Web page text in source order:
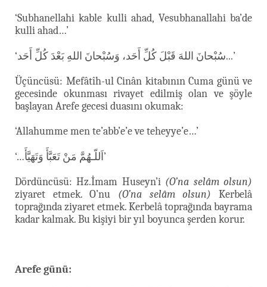
‘Subhanellahi kable kulli ahad, Vesubhanallahi ba’de
kulli ahad…’
‘سُبْحانَ اللهَ قَبْلَ كُلِّ أَحَد، وَسُبْحانَ اللهِ بَعْدَ كُلِّ أَحَد...’
Üçüncüsü: Mefâtîh-ul Cinân kitabının Cuma günü ve
gecesinde okunması rivayet edilmiş olan ve şöyle
başlayan Arefe gecesi duasını okumak:
‘Allahumme men te’abb’e’e ve teheyye’e…’
‘…اَللّـهُمَّ مَنْ تَعَبَّأَ وَتَهَيَّأَ’
Dördüncüsü: Hz.İmam Huseyn’i (O’na selâm olsun)
ziyaret etmek. O’nu (O’na selâm olsun) Kerbelâ
toprağında ziyaret etmek. Kerbelâ toprağında bayrama
kadar kalmak. Bu kişiyi bir yıl boyunca şerden korur.
Arefe günü: